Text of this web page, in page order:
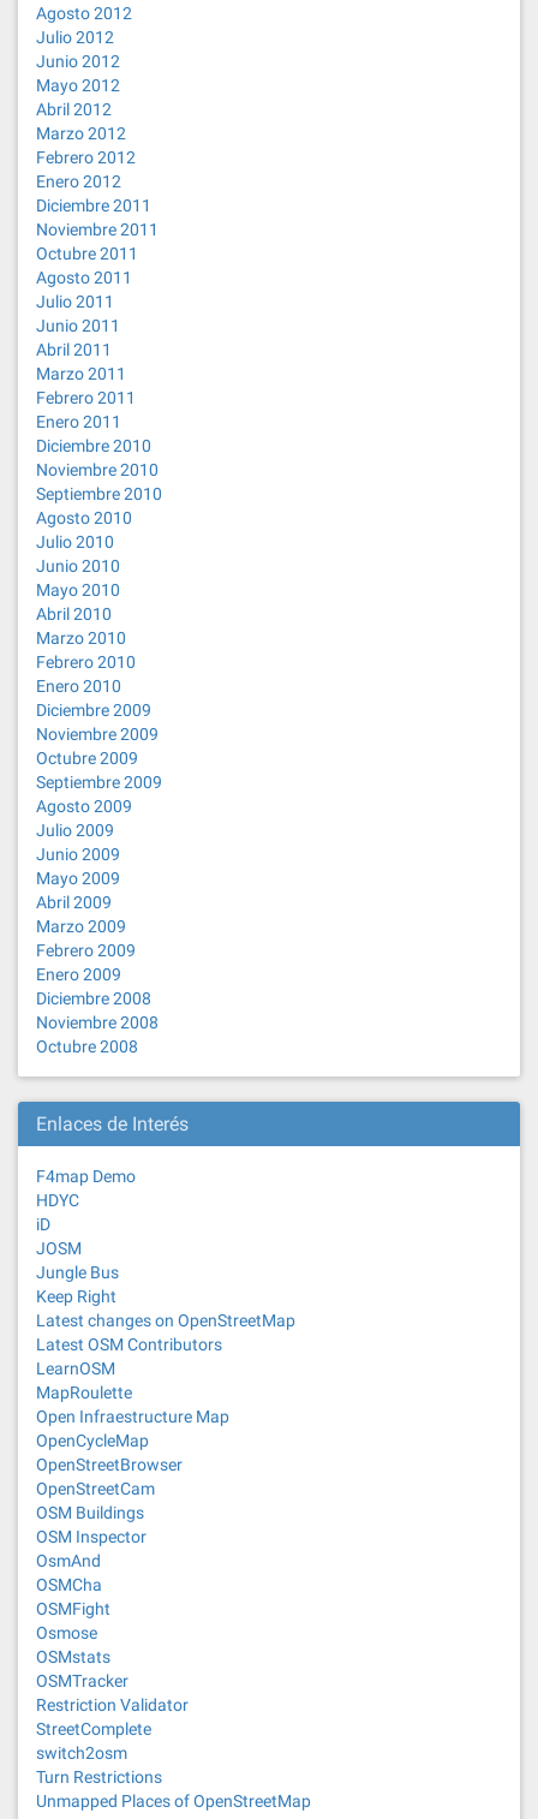
Agosto 2012
Julio 2012
Junio 2012
Mayo 2012
Abril 2012
Marzo 2012
Febrero 2012
Enero 2012
Diciembre 2011
Noviembre 2011
Octubre 2011
Agosto 2011
Julio 2011
Junio 2011
Abril 2011
Marzo 2011
Febrero 2011
Enero 2011
Diciembre 2010
Noviembre 2010
Septiembre 2010
Agosto 2010
Julio 2010
Junio 2010
Mayo 2010
Abril 2010
Marzo 2010
Febrero 2010
Enero 2010
Diciembre 2009
Noviembre 2009
Octubre 2009
Septiembre 2009
Agosto 2009
Julio 2009
Junio 2009
Mayo 2009
Abril 2009
Marzo 2009
Febrero 2009
Enero 2009
Diciembre 2008
Noviembre 2008
Octubre 2008
Enlaces de Interés
F4map Demo
HDYC
iD
JOSM
Jungle Bus
Keep Right
Latest changes on OpenStreetMap
Latest OSM Contributors
LearnOSM
MapRoulette
Open Infraestructure Map
OpenCycleMap
OpenStreetBrowser
OpenStreetCam
OSM Buildings
OSM Inspector
OsmAnd
OSMCha
OSMFight
Osmose
OSMstats
OSMTracker
Restriction Validator
StreetComplete
switch2osm
Turn Restrictions
Unmapped Places of OpenStreetMap